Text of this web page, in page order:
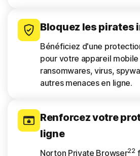
Bloquez les pirates
Bénéficiez d'une
pour votre appareil
ransomwares, virus,
autres menaces en ligne.
Renforcez votre
ligne
Norton Private Browser22